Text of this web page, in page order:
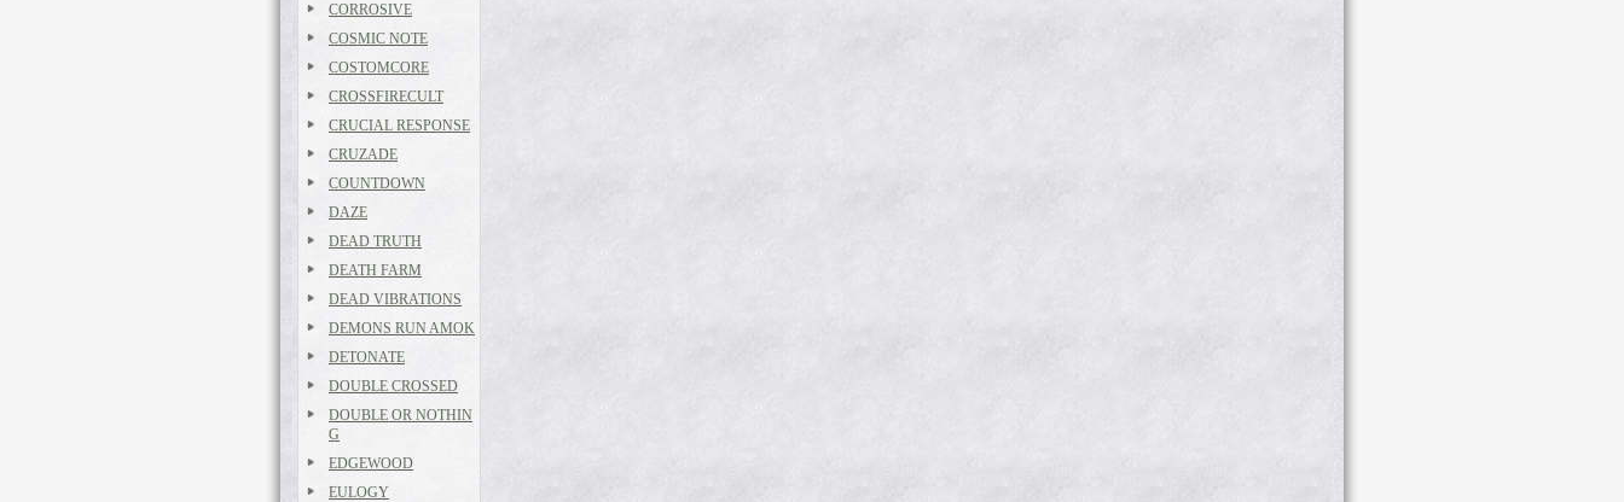
CORROSIVE
COSMIC NOTE
COSTOMCORE
CROSSFIRECULT
CRUCIAL RESPONSE
CRUZADE
COUNTDOWN
DAZE
DEAD TRUTH
DEATH FARM
DEAD VIBRATIONS
DEMONS RUN AMOK
DETONATE
DOUBLE CROSSED
DOUBLE OR NOTHIN
G
EDGEWOOD
EULOGY